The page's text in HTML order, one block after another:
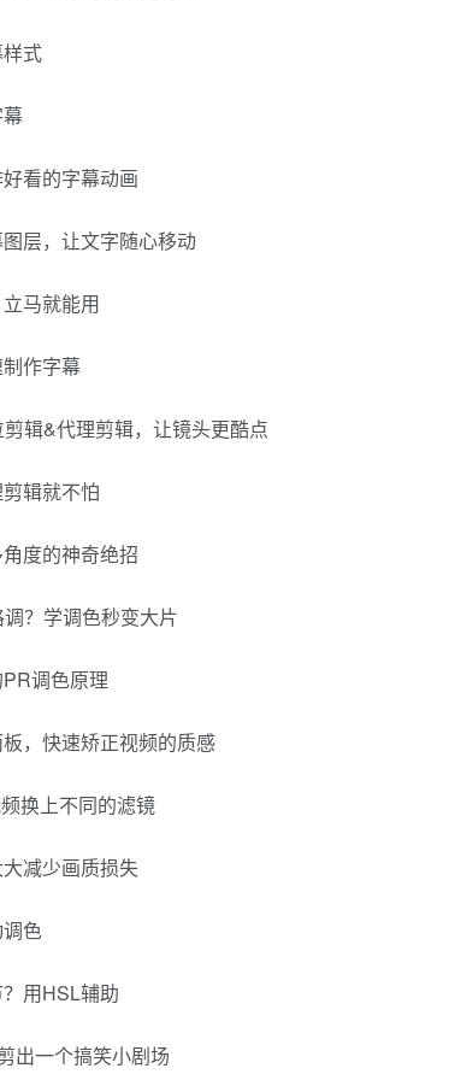
式
看的字幕动画
层，让文字随心移动
马就能用
作字幕
辑&代理剪辑，让镜头更酷点
辑就不怕
度的神奇绝招
？学调色秒变大片
调色原理
，快速矫正视频的质感
换上不同的滤镜
减少画质损失
色
用HSL辅助
出一个搞笑小剧场